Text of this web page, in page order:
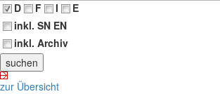
D
F I
E
inkl. SN EN
inkl. Archiv
zur Übersicht